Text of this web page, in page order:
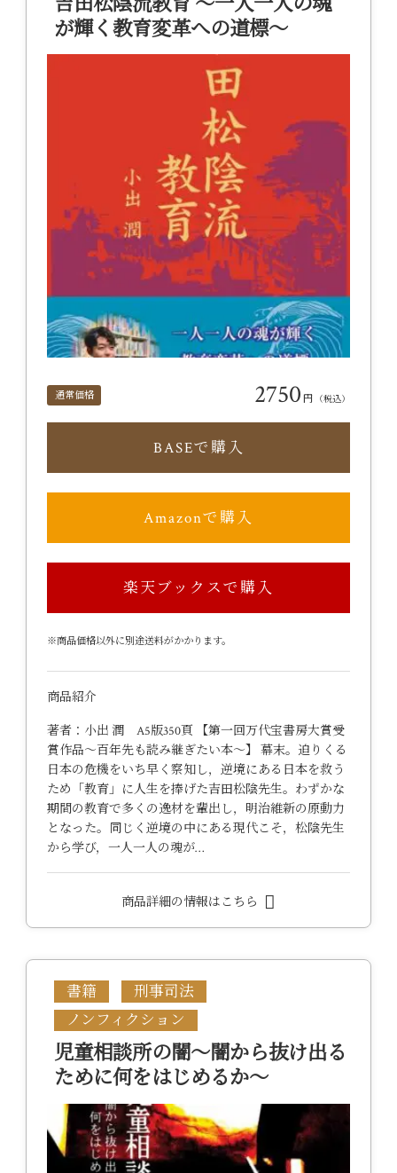
が輝く教育変革への道標～
通常価格 2750 円 （税込）
BASEで購入
Amazonで購入
楽天ブックスで購入
※商品価格以外に別途送料がかかります。
商品紹介
著者：小出 潤 A5版350頁 【第一回万代宝書房大賞受
賞作品～百年先も読み継ぎたい本～】 幕末。迫りくる
日本の危機をいち早く察知し，逆境にある日本を救う
ため「教育」に人生を捧げた吉田松陰先生。わずかな
期間の教育で多くの逸材を輩出し，明治維新の原動力
となった。同じく逆境の中にある現代こそ，松陰先生
から学び，一人一人の魂が…
商品詳細の情報はこちら
書籍
刑事司法
ノンフィクション
児童相談所の闇～闇から抜け出る
ために何をはじめるか～